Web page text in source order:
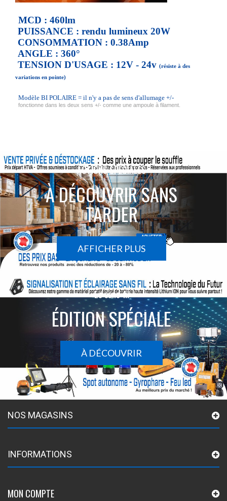
MCD : 460lm
PUISSANCE : rendu lumineux 20W
CONSOMMATION : 0.38Amp
ANGLE : 360°
TENSION D'USAGE : 12V - 24v (résiste à des
variations en pointe)
Modèle BI POLAIRE = il n'y a pas de sens d'allumage +/-
fonctionne dans les deux sens +/- comme une ampoule à filament.
ACTIONS SPÉCIALES
À DÉCOUVRIR SANS
TARDER
AFFICHER PLUS
Le sans-fil
ÉDITION SPÉCIALE
À DÉCOUVRIR
NOS MAGASINS
INFORMATIONS
MON COMPTE